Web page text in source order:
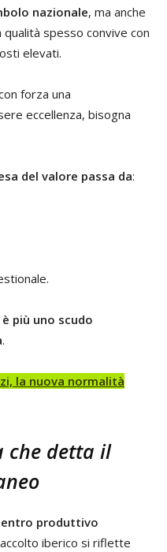
nazionale, ma anche
spesso convive con
elevati.
forza una
eccellenza, bisogna
del valore passa da:
più uno scudo
.
la nuova normalità
che detta il
produttivo
iberico si riflette